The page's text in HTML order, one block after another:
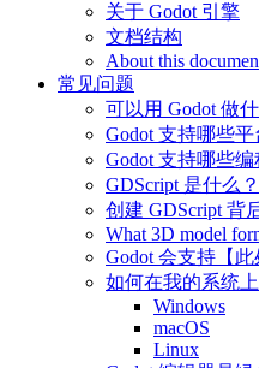
关于 Godot 引擎
文档结构
About this
常见问题
可以用 Godot 做
Godot 支持哪些平
Godot 支持哪些编
GDScript 是什么
创建 GDScript 背
What 3D model
Godot 会支持【
如何在我的系统
Windows
macOS
Linux